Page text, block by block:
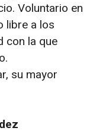
Voluntario en
libre a los
con la que
su mayor